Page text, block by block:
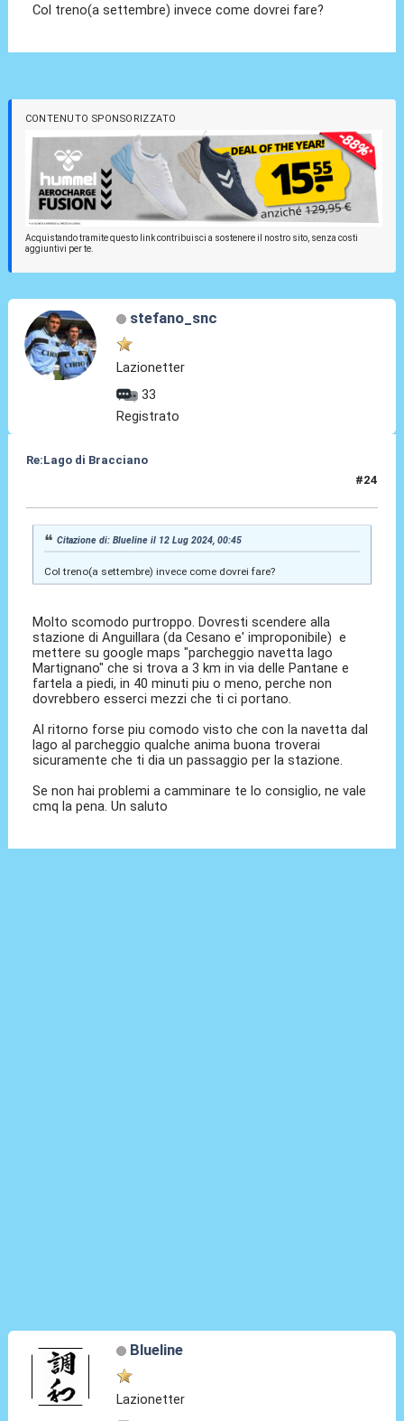
Col treno(a settembre) invece come dovrei fare?
CONTENUTO SPONSORIZZATO
Acquistando tramite questo link contribuisci a sostenere il nostro sito, senza costi
aggiuntivi per te.
stefano_snc
Lazionetter
33
Registrato
Re:Lago di Bracciano
#24
Citazione di: Blueline il 12 Lug 2024, 00:45
Col treno(a settembre) invece come dovrei fare?
Molto scomodo purtroppo. Dovresti scendere alla
stazione di Anguillara (da Cesano e' improponibile) e
mettere su google maps "parcheggio navetta lago
Martignano" che si trova a 3 km in via delle Pantane e
fartela a piedi, in 40 minuti piu o meno, perche non
dovrebbero esserci mezzi che ti ci portano.
Al ritorno forse piu comodo visto che con la navetta dal
lago al parcheggio qualche anima buona troverai
sicuramente che ti dia un passaggio per la stazione.
Se non hai problemi a camminare te lo consiglio, ne vale
cmq la pena. Un saluto
Blueline
Lazionetter